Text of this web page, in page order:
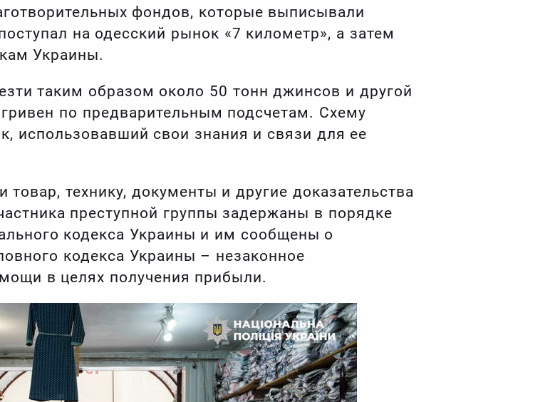
фондов, которые выписывали
на одесский рынок «7 километр», а затем
Украины.
таким образом около 50 тонн джинсов и другой
по предварительным подсчетам. Схему
использовавший свои знания и связи для ее
технику, документы и другие доказательства
преступной группы задержаны в порядке
кодекса Украины и им сообщены о
кодекса Украины – незаконное
в целях получения прибыли.